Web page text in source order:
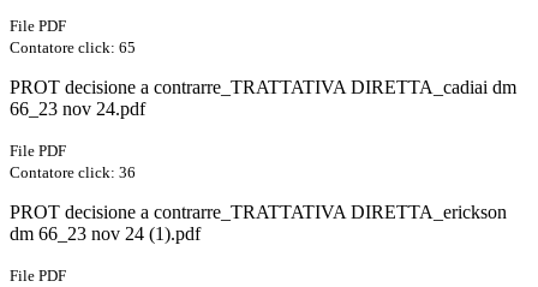
File PDF
Contatore click: 65
PROT decisione a contrarre_TRATTATIVA DIRETTA_cadiai dm
66_23 nov 24.pdf
File PDF
Contatore click: 36
PROT decisione a contrarre_TRATTATIVA DIRETTA_erickson
dm 66_23 nov 24 (1).pdf
File PDF